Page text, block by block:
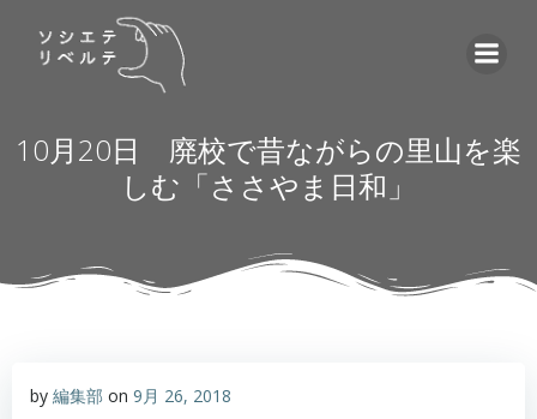
へ
ス
プ
10月20日 廃校で昔ながらの里山を楽
しむ「ささやま日和」
by 編集部 on 9月 26, 2018